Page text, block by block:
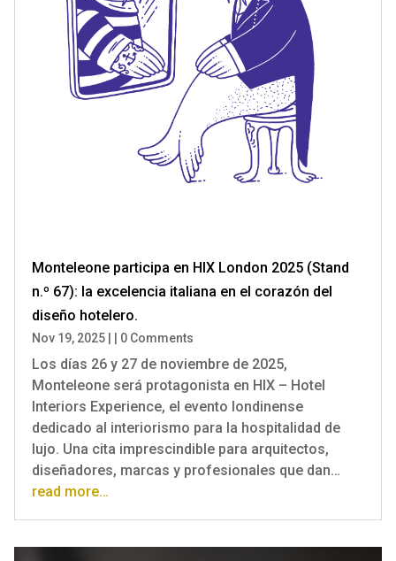
Monteleone participa en HIX London 2025 (Stand
n.º 67): la excelencia italiana en el corazón del
diseño hotelero.
Nov 19, 2025 0 Comments
Los días 26 y 27 de noviembre de 2025,
Monteleone será protagonista en HIX – Hotel
Interiors Experience, el evento londinense
dedicado al interiorismo para la hospitalidad de
lujo. Una cita imprescindible para arquitectos,
diseñadores, marcas y profesionales que dan…
read more…